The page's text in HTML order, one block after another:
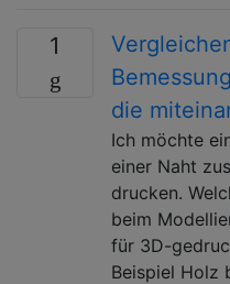
1
die
Ich möchte
einer Naht
drucken.
beim
für 3D-
Beispiel Holz